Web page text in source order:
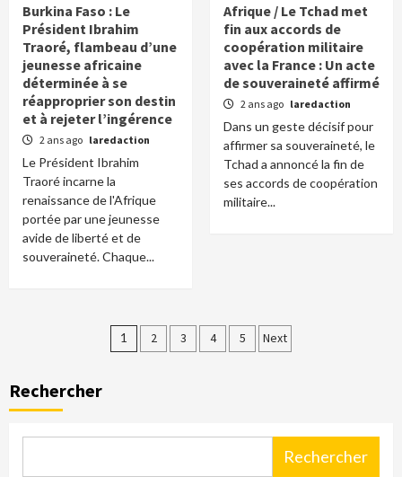
Burkina Faso : Le
Président Ibrahim
Traoré, flambeau d’une
jeunesse africaine
déterminée à se
réapproprier son destin
et à rejeter l’ingérence
2 ans ago laredaction
Le Président Ibrahim
Traoré incarne la
renaissance de l'Afrique
portée par une jeunesse
avide de liberté et de
souveraineté. Chaque...
Afrique / Le Tchad met
fin aux accords de
coopération militaire
avec la France : Un acte
de souveraineté affirmé
2 ans ago laredaction
Dans un geste décisif pour
affirmer sa souveraineté, le
Tchad a annoncé la fin de
ses accords de coopération
militaire...
Pagination
1 2 3 4 5 Next
Rechercher
Rechercher